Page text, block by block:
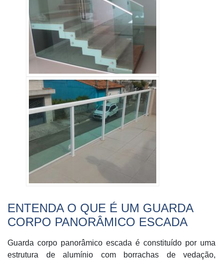
ENTENDA O QUE É UM GUARDA
CORPO PANORÂMICO ESCADA
Guarda corpo panorâmico escada é constituído por uma
estrutura de alumínio com borrachas de vedação,